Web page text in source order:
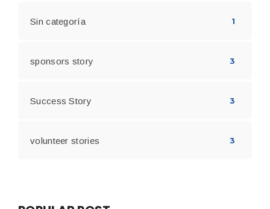
Sin categoría 1
sponsors story 3
Success Story 3
volunteer stories 3